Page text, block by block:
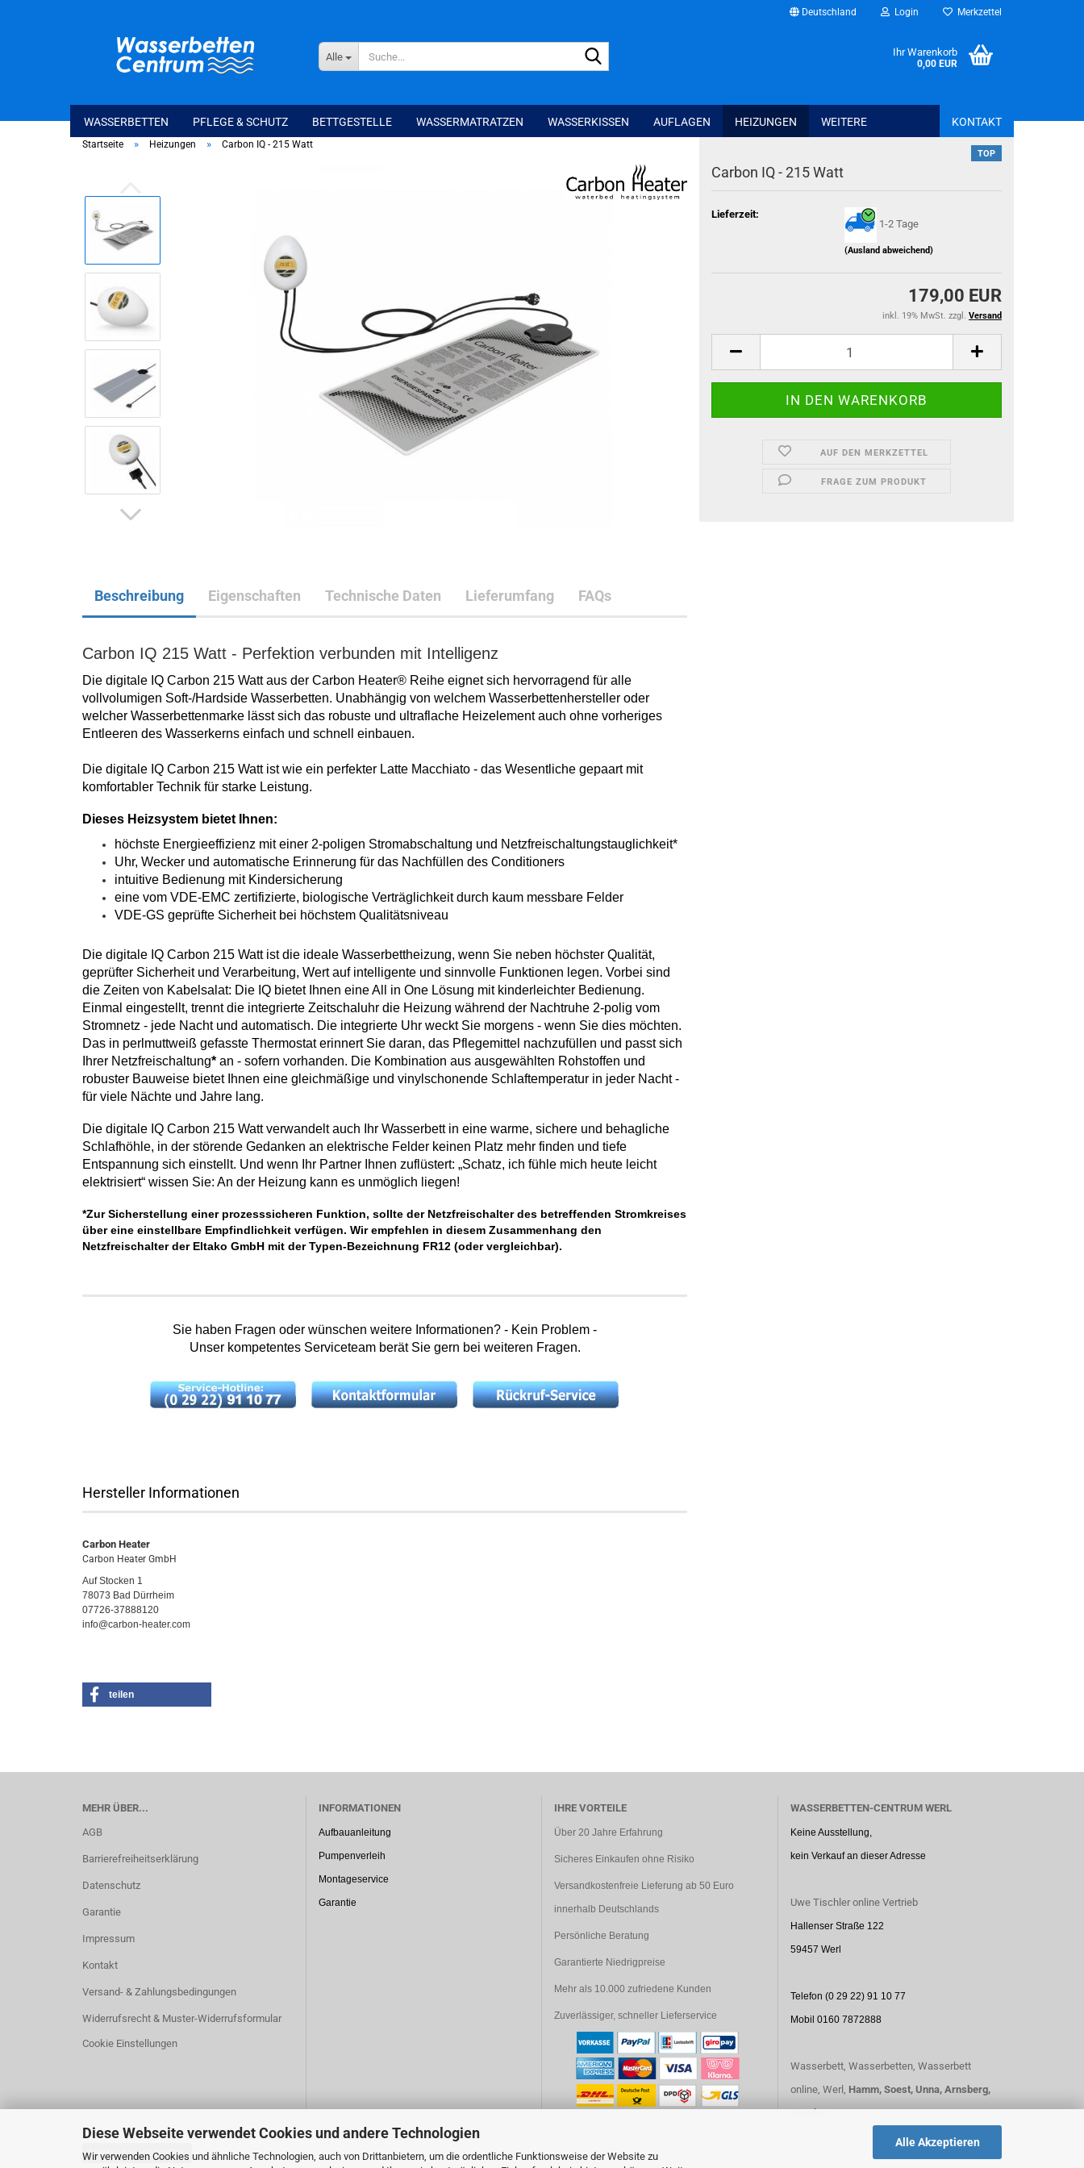
Diese Webseite verwendet Cookies und andere Technologien
Wir verwenden Cookies und ähnliche Technologien, auch von Drittanbietern, um die ordentliche Funktionsweise der Website zu
Alle Akzeptieren
Deutschland Login Merkzettel
Alle Ihr Warenkorb
0,00 EUR
WASSERBETTEN
WaterSpring
PFLEGE & SCHUTZ BETTGESTELLE WASSERMATRATZEN WASSERKISSEN AUFLAGEN HEIZUNGEN KONTAKT
WEITERE
Haus - Freizeit - Garten anzeigen
Garten-Zubehör
Startseite » Heizungen » Carbon IQ - 215 Watt
TOP
Carbon IQ - 215 Watt
Lieferzeit:
1-2 Tage
(Ausland abweichend)
179,00 EUR
inkl. 19% MwSt. zzgl. Versand
AUF DEN MERKZETTEL
FRAGE ZUM PRODUKT
Beschreibung Eigenschaften Technische Daten Lieferumfang FAQs
Carbon IQ 215 Watt - Perfektion verbunden mit Intelligenz
Die digitale IQ Carbon 215 Watt aus der Carbon Heater® Reihe eignet sich hervorragend für alle
vollvolumigen Soft-/Hardside Wasserbetten. Unabhängig von welchem Wasserbettenhersteller oder
welcher Wasserbettenmarke lässt sich das robuste und ultraflache Heizelement auch ohne vorheriges
Entleeren des Wasserkerns einfach und schnell einbauen.
Die digitale IQ Carbon 215 Watt ist wie ein perfekter Latte Macchiato - das Wesentliche gepaart mit
komfortabler Technik für starke Leistung.
Dieses Heizsystem bietet Ihnen:
höchste Energieeffizienz mit einer 2-poligen Stromabschaltung und Netzfreischaltungstauglichkeit*
Uhr, Wecker und automatische Erinnerung für das Nachfüllen des Conditioners
intuitive Bedienung mit Kindersicherung
eine vom VDE-EMC zertifizierte, biologische Verträglichkeit durch kaum messbare Felder
VDE-GS geprüfte Sicherheit bei höchstem Qualitätsniveau
Die digitale IQ Carbon 215 Watt ist die ideale Wasserbettheizung, wenn Sie neben höchster Qualität,
geprüfter Sicherheit und Verarbeitung, Wert auf intelligente und sinnvolle Funktionen legen. Vorbei sind
die Zeiten von Kabelsalat: Die IQ bietet Ihnen eine All in One Lösung mit kinderleichter Bedienung.
Einmal eingestellt, trennt die integrierte Zeitschaluhr die Heizung während der Nachtruhe 2-polig vom
Stromnetz - jede Nacht und automatisch. Die integrierte Uhr weckt Sie morgens - wenn Sie dies möchten.
Das in perlmuttweiß gefasste Thermostat erinnert Sie daran, das Pflegemittel nachzufüllen und passt sich
Ihrer Netzfreischaltung* an - sofern vorhanden. Die Kombination aus ausgewählten Rohstoffen und
robuster Bauweise bietet Ihnen eine gleichmäßige und vinylschonende Schlaftemperatur in jeder Nacht -
für viele Nächte und Jahre lang.
Die digitale IQ Carbon 215 Watt verwandelt auch Ihr Wasserbett in eine warme, sichere und behagliche
Schlafhöhle, in der störende Gedanken an elektrische Felder keinen Platz mehr finden und tiefe
Entspannung sich einstellt. Und wenn Ihr Partner Ihnen zuflüstert: „Schatz, ich fühle mich heute leicht
elektrisiert“ wissen Sie: An der Heizung kann es unmöglich liegen!
*Zur Sicherstellung einer prozesssicheren Funktion, sollte der Netzfreischalter des betreffenden Stromkreises
über eine einstellbare Empfindlichkeit verfügen. Wir empfehlen in diesem Zusammenhang den
Netzfreischalter der Eltako GmbH mit der Typen-Bezeichnung FR12 (oder vergleichbar).
Sie haben Fragen oder wünschen weitere Informationen? - Kein Problem -
Unser kompetentes Serviceteam berät Sie gern bei weiteren Fragen.
Hersteller Informationen
Carbon Heater
Carbon Heater GmbH
Auf Stocken 1
78073 Bad Dürrheim
07726-37888120
info@carbon-heater.com
teilen
MEHR ÜBER...
AGB
Barrierefreiheitserklärung
Datenschutz
Garantie
Impressum
Kontakt
Versand- & Zahlungsbedingungen
Widerrufsrecht & Muster-Widerrufsformular
Cookie Einstellungen
INFORMATIONEN
Aufbauanleitung
Pumpenverleih
Montageservice
Garantie
IHRE VORTEILE
Über 20 Jahre Erfahrung
Sicheres Einkaufen ohne Risiko
Versandkostenfreie Lieferung ab 50 Euro
innerhalb Deutschlands
Persönliche Beratung
Garantierte Niedrigpreise
Mehr als 10.000 zufriedene Kunden
Zuverlässiger, schneller Lieferservice
WASSERBETTEN-CENTRUM WERL
Keine Ausstellung,
kein Verkauf an dieser Adresse
Uwe Tischler online Vertrieb
Hallenser Straße 122
59457 Werl
Telefon (0 29 22) 91 10 77
Mobil 0160 7872888
Wasserbett, Wasserbetten, Wasserbett
online, Werl, Hamm, Soest, Unna, Arnsberg,
Menden
Vertrag widerrufen